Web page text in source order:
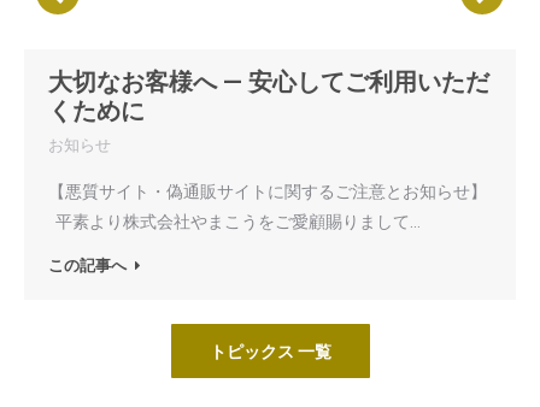
大切なお客様へ — 安心してご利用いただ
くために
お知らせ
【悪質サイト・偽通販サイトに関するご注意とお知らせ】
平素より株式会社やまこうをご愛顧賜りまして…
この記事へ
トピックス 一覧